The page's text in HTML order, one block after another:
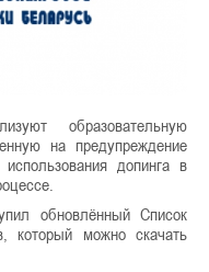
образовательную
на предупреждение
допинга в
обновлённый Список
который можно скачать